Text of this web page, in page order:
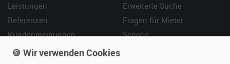
Leistungen
Referenzen
Kundenmeinungen
Erweiterte Suche
Fragen für Mieter
Service
🍪 Wir verwenden Cookies